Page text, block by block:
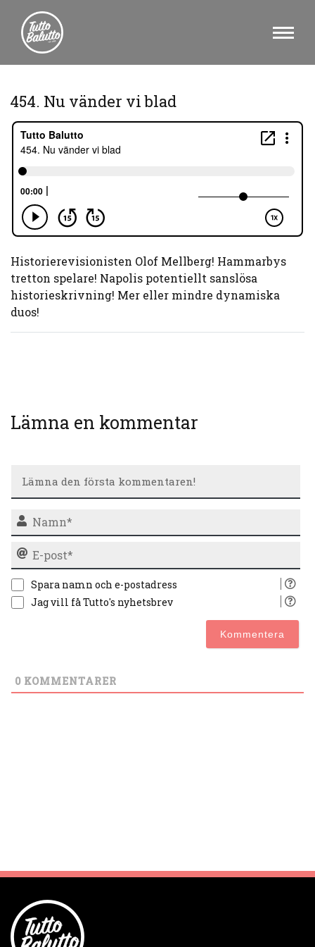
454. Nu vänder vi blad
Historierevisionisten Olof Mellberg! Hammarbys
tretton spelare! Napolis potentiellt sanslösa
historieskrivning! Mer eller mindre dynamiska
duos!
Lämna en kommentar
Spara namn och e-postadress
Jag vill få Tutto's nyhetsbrev
0 KOMMENTARER